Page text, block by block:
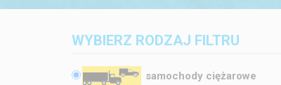
WYBIERZ RODZAJ FILTRU
samochody ciężarowe